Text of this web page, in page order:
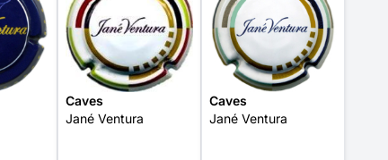
Caves
Jané Ventura
Caves
Jané Ventura